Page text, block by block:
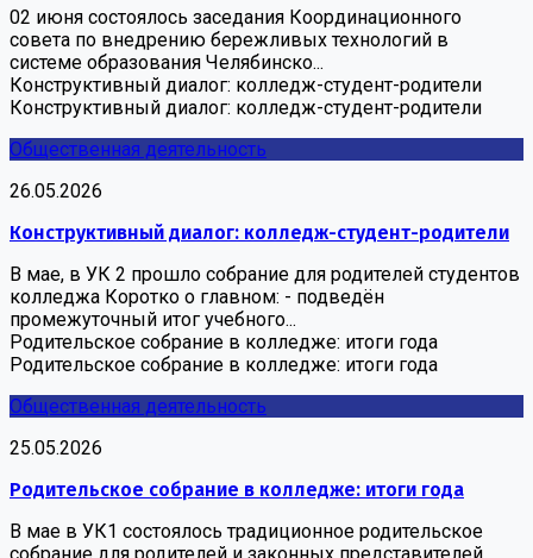
02 июня состоялось заседания Координационного
совета по внедрению бережливых технологий в
системе образования Челябинско...
Конструктивный диалог: колледж-студент-родители
Конструктивный диалог: колледж-студент-родители
Общественная деятельность
26.05.2026
Конструктивный диалог: колледж-студент-родители
В мае, в УК 2 прошло собрание для родителей студентов
колледжа Коротко о главном: - подведён
промежуточный итог учебного...
Родительское собрание в колледже: итоги года
Родительское собрание в колледже: итоги года
Общественная деятельность
25.05.2026
Родительское собрание в колледже: итоги года
В мае в УК1 состоялось традиционное родительское
собрание для родителей и законных представителей